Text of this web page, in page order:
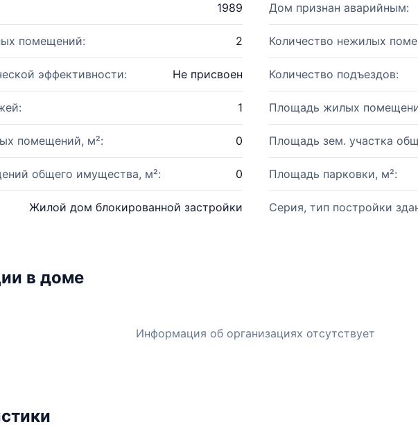
1989 Дом признан аварийным:
помещений: 2 Количество нежилых
эффективности: Не присвоен Количество подъездов:
1 Площадь жилых
помещений, м²: 0 Площадь зем. участка
общего имущества, м²: 0 Площадь парковки, м²:
Жилой дом блокированной застройки Серия, тип постройки
в доме
Информация об организациях отсутствует